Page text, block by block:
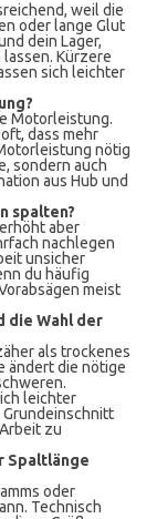
weil die
oder lange Glut
dein Lager,
Kürzere
sich leichter
Motorleistung.
dass mehr
nötig
sondern auch
aus Hub und
spalten?
aber
nachlegen
unsicher
du häufig
meist
die Wahl der
als trockenes
ändert die nötige
leichter
Grundeinschnitt
zu
Spaltlänge
oder
Technisch